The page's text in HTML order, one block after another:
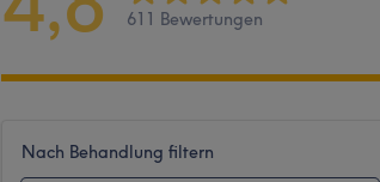
611 Bewertungen
Nach Behandlung filtern